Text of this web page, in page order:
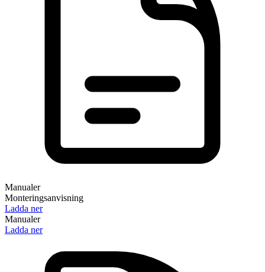
Manualer
Monteringsanvisning
Ladda ner
Manualer
Ladda ner